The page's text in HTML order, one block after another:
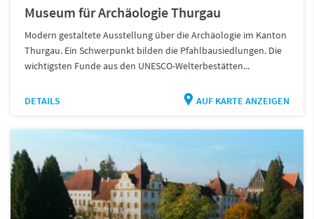
Museum für Archäologie Thurgau
Modern gestaltete Ausstellung über die Archäologie im Kanton
Thurgau. Ein Schwerpunkt bilden die Pfahlbausiedlungen. Die
wichtigsten Funde aus den UNESCO-Welterbestätten...
DETAILS AUF KARTE ANZEIGEN